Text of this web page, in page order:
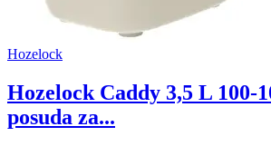
Hozelock
Hozelock Caddy 3,5 L 100-
posuda za...